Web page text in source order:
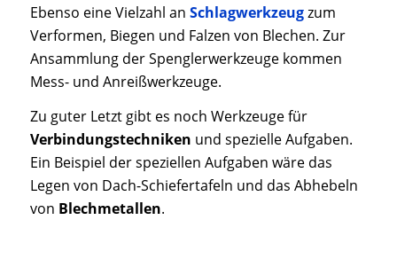
Ebenso eine Vielzahl an Schlagwerkzeugzum
Verformen, Biegen und Falzen von Blechen. Zur
Ansammlung der Spenglerwerkzeuge kommen
Mess- und Anreißwerkzeuge.
Zu guter Letzt gibt es noch Werkzeuge für
Verbindungstechniken und spezielle Aufgaben.
Ein Beispiel der speziellen Aufgaben wäre das
Legen von Dach-Schiefertafeln und das Abhebeln
von Blechmetallen.